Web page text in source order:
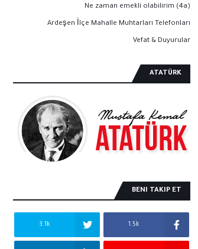
Ne zaman emekli olabilirim (4a)
Ardeşen İlçe Mahalle Muhtarları Telefonları
Vefat & Duyurular
ATATÜRK
BENI TAKIP ET
1.5k
3.1k